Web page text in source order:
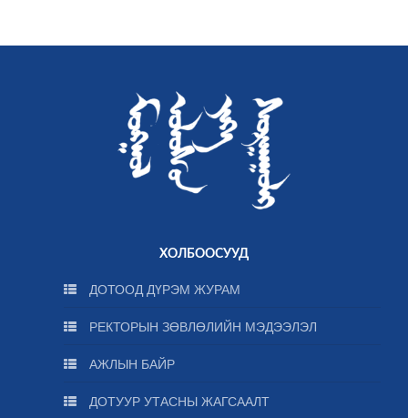
ХОЛБООСУУД
ДОТООД ДҮРЭМ ЖУРАМ
РЕКТОРЫН ЗӨВЛӨЛИЙН МЭДЭЭЛЭЛ
АЖЛЫН БАЙР
ДОТУУР УТАСНЫ ЖАГСААЛТ